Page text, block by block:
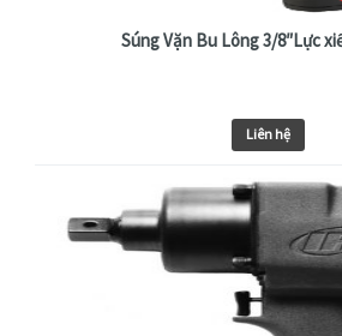
Súng Vặn Bu Lông 3/8″Lực
Liên hệ